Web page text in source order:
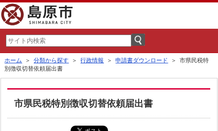
ホーム ＞分類から探す ＞行政情報 ＞申請書ダウンロード
＞ 市県民税特
別徴収切替依頼届出書
市県民税特別徴収切替依頼届出書